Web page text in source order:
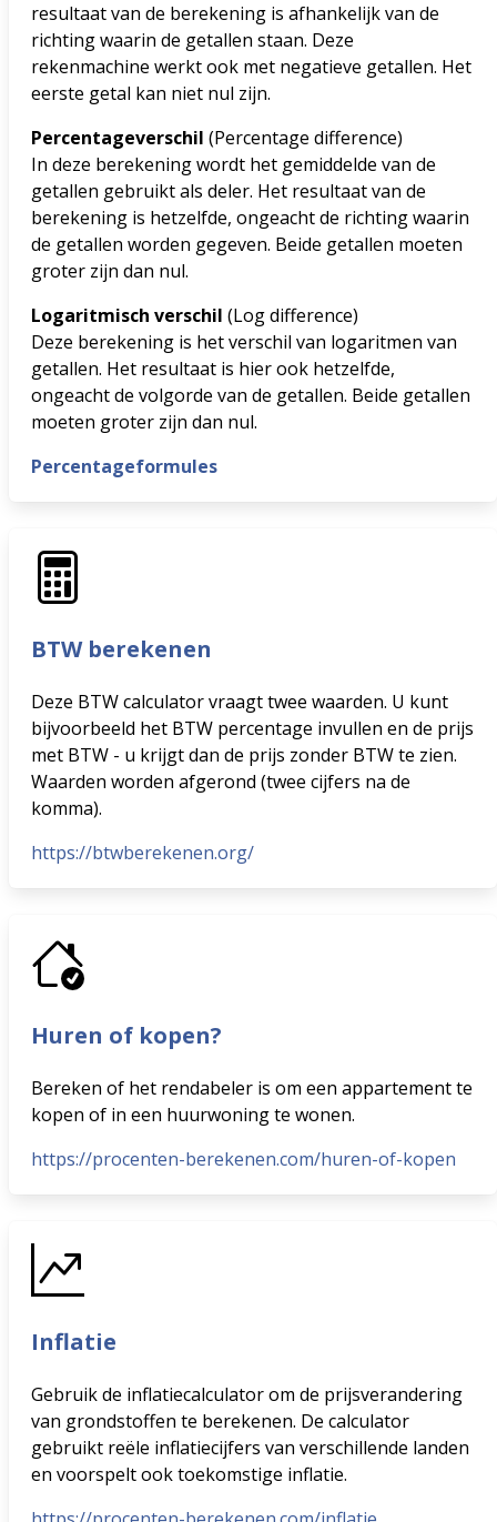
resultaat van de berekening is afhankelijk van de
richting waarin de getallen staan. Deze
rekenmachine werkt ook met negatieve getallen. Het
eerste getal kan niet nul zijn.
Percentageverschil (Percentage difference)
In deze berekening wordt het gemiddelde van de
getallen gebruikt als deler. Het resultaat van de
berekening is hetzelfde, ongeacht de richting waarin
de getallen worden gegeven. Beide getallen moeten
groter zijn dan nul.
Logaritmisch verschil (Log difference)
Deze berekening is het verschil van logaritmen van
getallen. Het resultaat is hier ook hetzelfde,
ongeacht de volgorde van de getallen. Beide getallen
moeten groter zijn dan nul.
Percentageformules
BTW berekenen
Deze BTW calculator vraagt twee waarden. U kunt
bijvoorbeeld het BTW percentage invullen en de prijs
met BTW - u krijgt dan de prijs zonder BTW te zien.
Waarden worden afgerond (twee cijfers na de
komma).
https://btwberekenen.org/
Huren of kopen?
Bereken of het rendabeler is om een appartement te
kopen of in een huurwoning te wonen.
https://procenten-berekenen.com/huren-of-kopen
Inflatie
Gebruik de inflatiecalculator om de prijsverandering
van grondstoffen te berekenen. De calculator
gebruikt reële inflatiecijfers van verschillende landen
en voorspelt ook toekomstige inflatie.